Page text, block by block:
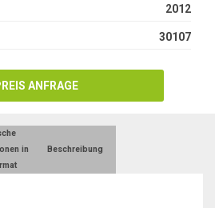
2012
30107
ANFRAGE
in
Beschreibung